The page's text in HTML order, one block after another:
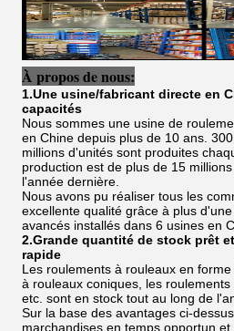
À propos de nous:
1.Une usine/fabricant directe en
capacités
Nous sommes une usine de
en Chine depuis plus de 10 ans.
millions d'unités sont produites
production est de plus de 15
l'année dernière.
Nous avons pu réaliser tous les
excellente qualité grâce à plus
avancés installés dans 6 usines en
2.Grande quantité de stock prêt
rapide
Les roulements à rouleaux en
à rouleaux coniques, les roulements
etc. sont en stock tout au long de
Sur la base des avantages ci-
marchandises en temps opportun